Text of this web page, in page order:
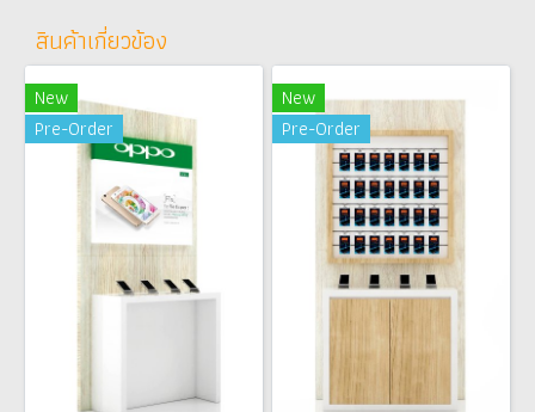
สินค้าเกี่ยวข้อง
New
Pre-Order
New
Pre-Order